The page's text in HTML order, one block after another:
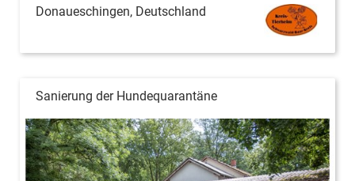
Donaueschingen, Deutschland
Sanierung der Hundequarantäne